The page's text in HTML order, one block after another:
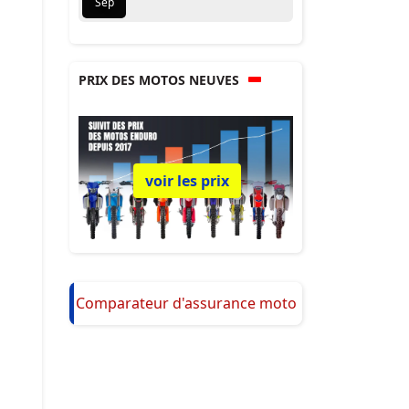
PRIX DES MOTOS NEUVES
voir les prix
Comparateur d'assurance moto